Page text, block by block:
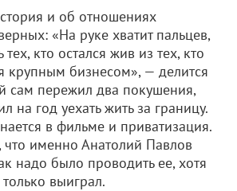
и об отношениях
«На руке хватит пальцев,
кто остался жив из тех, кто
крупным бизнесом», — делится
сам пережил два покушения,
на год уехать жить за границу.
в фильме и приватизация.
что именно Анатолий Павлов
надо было проводить ее, хотя
выиграл.